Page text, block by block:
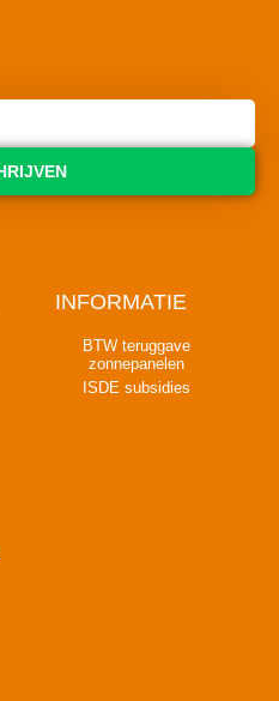
INFORMATIE
BTW teruggave
zonnepanelen
ISDE subsidies